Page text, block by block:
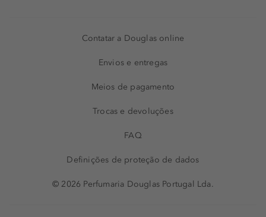
Contatar a Douglas online
Envios e entregas
Meios de pagamento
Trocas e devoluções
FAQ
Definições de proteção de dados
© 2026 Perfumaria Douglas Portugal Lda.